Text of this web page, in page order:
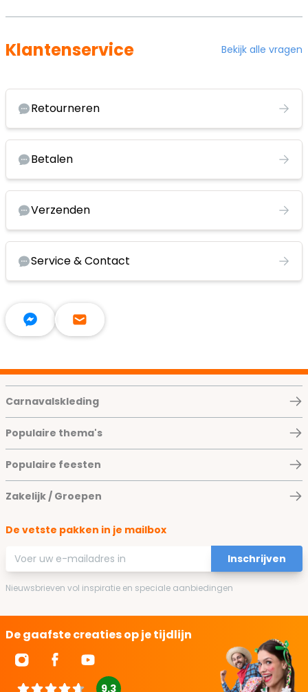
Klantenservice Bekijk alle vragen
Retourneren
Betalen
Verzenden
Service & Contact
Carnavalskleding
Populaire thema's
Populaire feesten
Zakelijk / Groepen
De vetste pakken in je mailbox
Inschrijven
Nieuwsbrieven vol inspiratie en speciale aanbiedingen
De gaafste creaties op je tijdlijn
9.3